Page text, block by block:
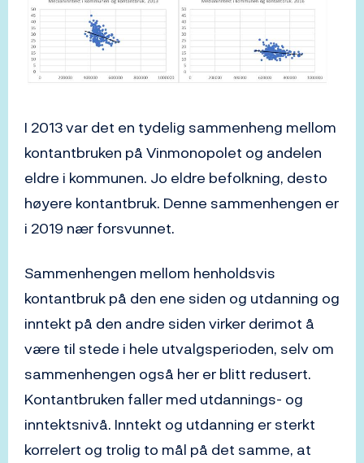
I 2013 var det en tydelig sammenheng mellom
kontantbruken på Vinmonopolet og andelen
eldre i kommunen. Jo eldre befolkning, desto
høyere kontantbruk. Denne sammenhengen er
i 2019 nær forsvunnet.
Sammenhengen mellom henholdsvis
kontantbruk på den ene siden og utdanning og
inntekt på den andre siden virker derimot å
være til stede i hele utvalgsperioden, selv om
sammenhengen også her er blitt redusert.
Kontantbruken faller med utdannings- og
inntektsnivå. Inntekt og utdanning er sterkt
korrelert og trolig to mål på det samme, at